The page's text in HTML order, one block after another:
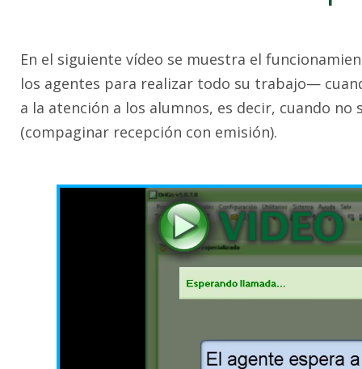
En el siguiente vídeo se muestra el
los agentes para realizar todo su trabajo—
a la atención a los alumnos, es decir, cuando
(compaginar recepción con emisión).